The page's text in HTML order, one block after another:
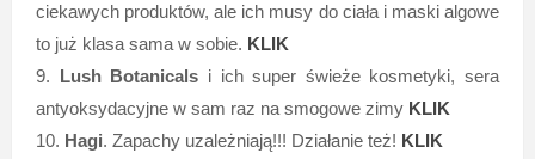
ciekawych produktów, ale ich musy do ciała i maski algowe
to już klasa sama w sobie. KLIK
9. Lush Botanicals i ich super świeże kosmetyki, sera
antyoksydacyjne w sam raz na smogowe zimy KLIK
10. Hagi. Zapachy uzależniają!!! Działanie też! KLIK